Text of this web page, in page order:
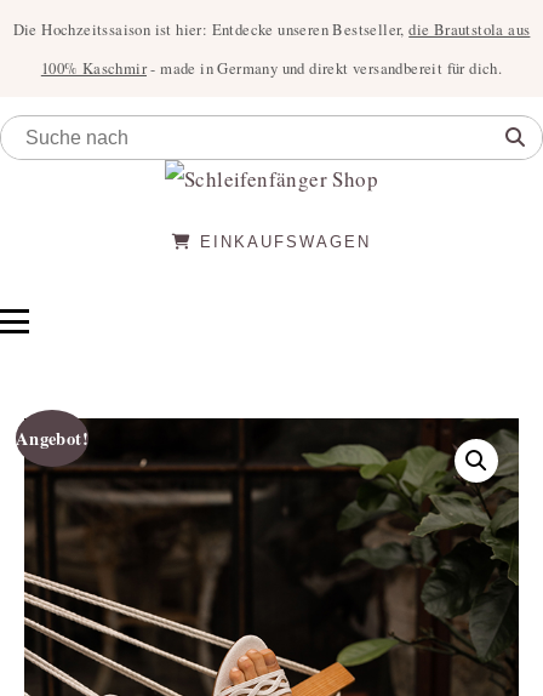
Die Hochzeitssaison ist hier: Entdecke unseren Bestseller,die Brautstola aus
100% Kaschmir- made in Germany und direkt versandbereit für dich.
EINKAUFSWAGEN
Angebot!